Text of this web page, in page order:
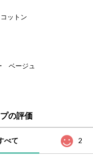
ットン
ベージュ
の評価
べて 2